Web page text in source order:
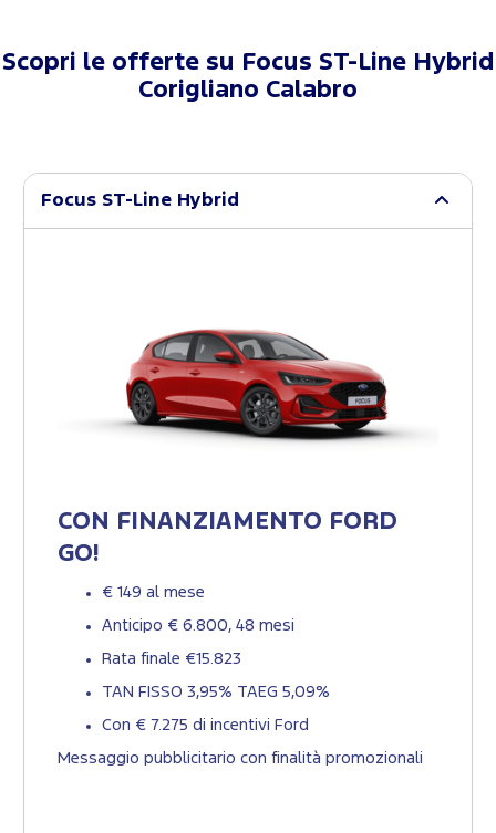
Scopri le offerte su Focus ST-Line Hybrid
Corigliano Calabro
Focus ST-Line Hybrid
CON FINANZIAMENTO FORD
GO!
€ 149 al mese
Anticipo € 6.800, 48 mesi
Rata finale €15.823
TAN FISSO 3,95% TAEG 5,09%
Con € 7.275 di incentivi Ford
Messaggio pubblicitario con finalità promozionali